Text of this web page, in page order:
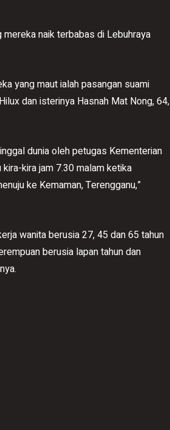
naik terbabas di Lebuhraya
yang maut ialah pasangan suami
dan isterinya Hasnah Mat Nong, 64,
dunia oleh petugas Kementerian
kira jam 7.30 malam ketika
ke Kemaman, Terengganu,”
wanita berusia 27, 45 dan 65 tahun
berusia lapan tahun dan